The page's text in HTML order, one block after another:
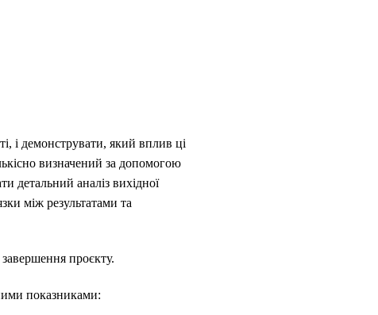
і демонструвати, який вплив ці
визначений за допомогою
детальний аналіз вихідної
між результатами та
проєкту.
показниками: